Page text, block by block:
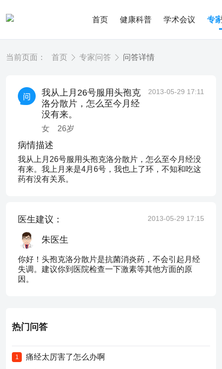
首页 健康科普 学术会议 专
当前页面： 首页 专家问答 问答详情
我从上月26号服用头孢克
洛分散片，怎么至今月经
没有来。
女 26岁
2013-05-29 17:11
病情描述
我从上月26号服用头孢克洛分散片，怎么至今月经没
有来。我上月来是4月6号，我也上了环，不知和吃这
药有没有关系。
医生建议： 2013-05-29 17:15
朱医生
你好！头孢克洛分散片是抗菌消炎药，不会引起月经
失调。建议你到医院检查一下激素等其他方面的原
因。
热门问答
1 痛经太厉害了怎么办啊